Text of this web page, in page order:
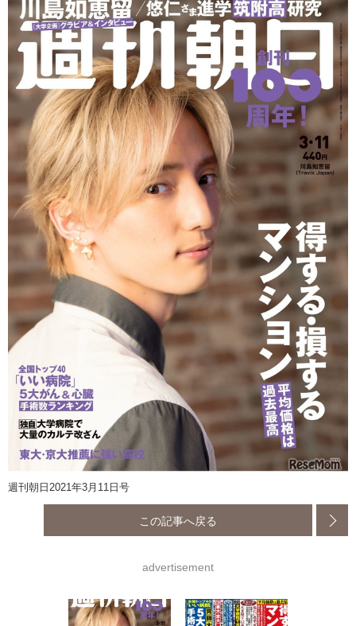
週刊朝日2021年3月11日号
この記事へ戻る
advertisement